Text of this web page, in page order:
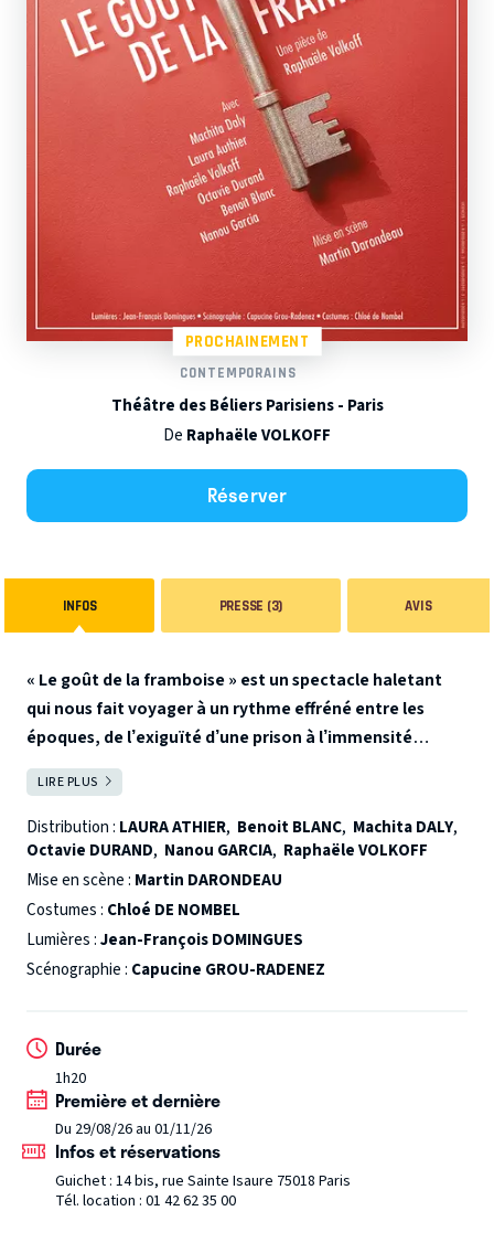
PROCHAINEMENT
CONTEMPORAINS
Théâtre des Béliers Parisiens - Paris
De Raphaële VOLKOFF
Réserver
INFOS PRESSE (3) AVIS
« Le goût de la framboise » est un spectacle haletant
qui nous fait voyager à un rythme effréné entre les
époques, de l’exiguïté d’une prison à l’immensité
vertigineuse de l’espace, accompagnant ces femmes
qui voulaient toutes être libres.
est incarcérée en centre de détention. Immergée dans la
violence du monde carcéral, privée d’avenir, elle va devoir
partager sa cellule avec une femme étrange, de quarante
ans son aînée. Cette rencontre va bouleverser sa vie.
Automne 1975, alors que tout semble être fait pour qu’elle
échoue, Marcelle, une jeune chercheuse en astrophysique,
LIRE PLUS
Distribution : LAURA ATHIER, Benoit BLANC, Machita DALY,
Octavie DURAND, Nanou GARCIA, Raphaële VOLKOFF
Mise en scène : Martin DARONDEAU
Costumes : Chloé DE NOMBEL
Lumières :Jean-François DOMINGUES
Scénographie : Capucine GROU-RADENEZ
Durée
1h20
Première et dernière
Du 29/08/26 au 01/11/26
Infos et réservations
Guichet : 14 bis, rue Sainte Isaure 75018 Paris
Tél. location : 01 42 62 35 00